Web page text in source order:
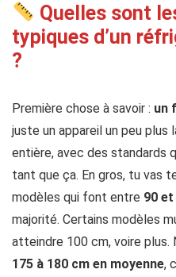
Quelles sont
typiques d’un
?
Première chose à savoir : un
juste un appareil un peu plus
entière, avec des standards
tant que ça. En gros, tu vas
modèles qui font entre 90
majorité. Certains modèles
atteindre 100 cm, voire plus.
175 à 180 cm en moyenne,